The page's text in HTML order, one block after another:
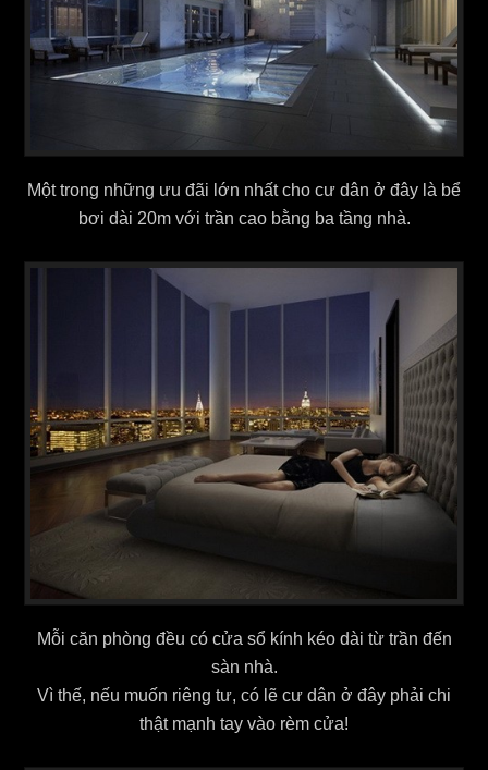
Một trong những ưu đãi lớn nhất cho cư dân ở đây là bể
bơi dài 20m với trần cao bằng ba tầng nhà.
Mỗi căn phòng đều có cửa sổ kính kéo dài từ trần đến
sàn nhà.
Vì thế, nếu muốn riêng tư, có lẽ cư dân ở đây phải chi
thật mạnh tay vào rèm cửa!